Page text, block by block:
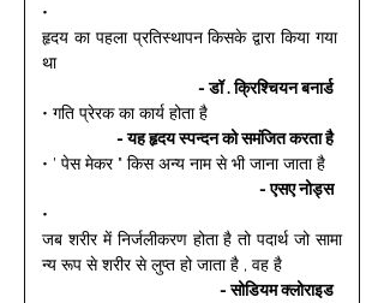
•
हृदय का पहला प्रतिस्थापन किसके द्वारा किया गया
था
- डॉ . क्रिश्चियन बनार्ड
• गति प्रेरक का कार्य होता है
- यह हृदय स्पन्दन को समंजित करता है
• ' पेस मेकर " किस अन्य नाम से भी जाना जाता है
- एसए नोड्स
•
जब शरीर में निर्जलीकरण होता है तो पदार्थ जो सामा
न्य रूप से शरीर से लुप्त हो जाता है , वह है
- सोडियम क्लोराइड